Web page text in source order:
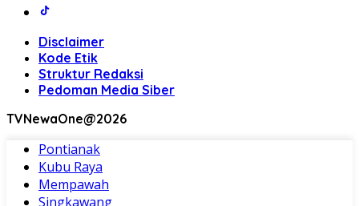
Disclaimer
Kode Etik
Struktur Redaksi
Pedoman Media Siber
TVNewaOne@2026
Pontianak
Kubu Raya
Mempawah
Singkawang